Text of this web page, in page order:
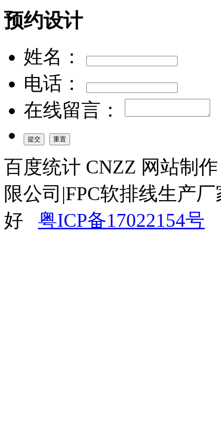
预约设计
姓名：
电话：
在线留言：
百度统计 CNZZ 网站制
限公司|FPC软排线生产
好 粤ICP备17022154号